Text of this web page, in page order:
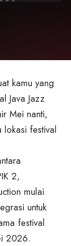
kamu yang
Java Jazz
Mei nanti,
lokasi festival
2,
mulai
untuk
festival
2026.